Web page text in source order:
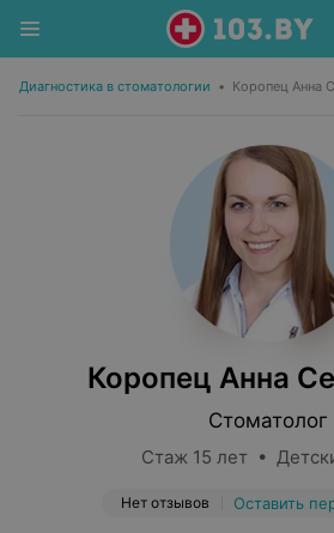
Диагностика в стоматологии • Коропец Анна
Коропец Анна
Стоматолог
Стаж 15 лет •
Нет отзывов Оставить